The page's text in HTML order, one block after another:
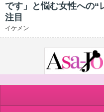
です」と悩む女性への“
注目
イケメン